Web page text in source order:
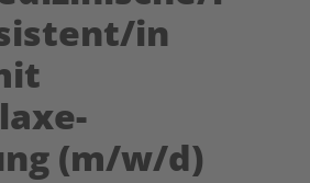
in
(m/w/d)